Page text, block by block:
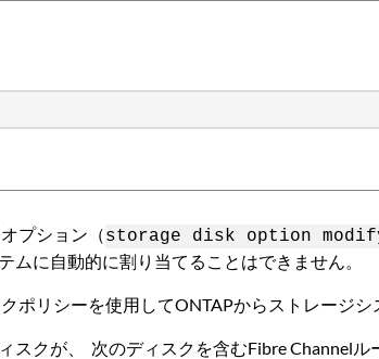
オプション（storage disk option
ムに自動的に割り当てることはできません。
ポリシーを使用してONTAPからストレージ
スクが、 次のディスクを含むFibre Channelル